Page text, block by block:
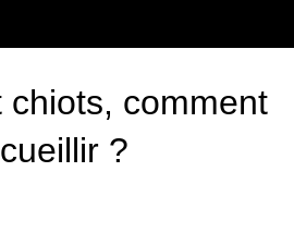
chiots, comment
?